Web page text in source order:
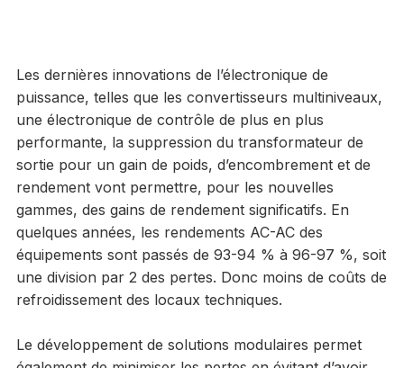
Les dernières innovations de l’électronique de
puissance, telles que les convertisseurs multiniveaux,
une électronique de contrôle de plus en plus
performante, la suppression du transformateur de
sortie pour un gain de poids, d’encombrement et de
rendement vont permettre, pour les nouvelles
gammes, des gains de rendement significatifs. En
quelques années, les rendements AC-AC des
équipements sont passés de 93-94 % à 96-97 %, soit
une division par 2 des pertes. Donc moins de coûts de
refroidissement des locaux techniques.
Le développement de solutions modulaires permet